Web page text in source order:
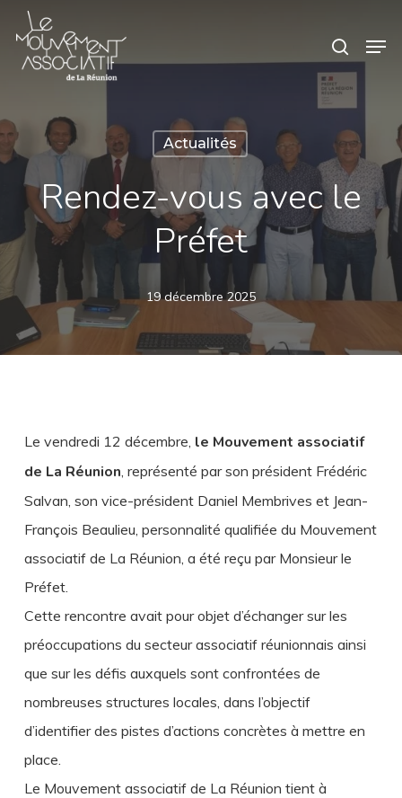
main
search
Actualités
Rendez-vous avec le
Préfet
19 décembre 2025
Le vendredi 12 décembre, le Mouvement associatif
de La Réunion, représenté par son président Frédéric
Salvan, son vice-président Daniel Membrives et Jean-
François Beaulieu, personnalité qualifiée du Mouvement
associatif de La Réunion, a été reçu par Monsieur le
Préfet.
Cette rencontre avait pour objet d’échanger sur les
préoccupations du secteur associatif réunionnais ainsi
que sur les défis auxquels sont confrontées de
nombreuses structures locales, dans l’objectif
d’identifier des pistes d’actions concrètes à mettre en
place.
Le Mouvement associatif de La Réunion tient à
Panneau de gestion des cookies